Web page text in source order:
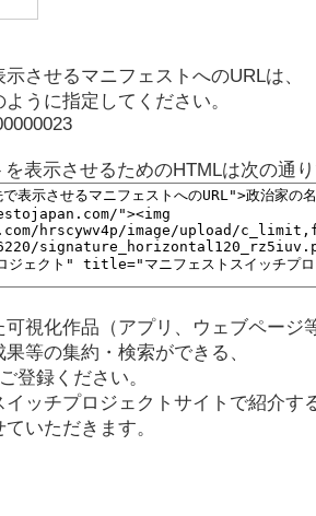
させるマニフェストへのURLは、
うに指定してください。
表示させるためのHTMLは次の通り
視化作品（アプリ、ウェブページ
等の集約・検索ができる、
登録ください。
ッチプロジェクトサイトで紹介す
いただきます。